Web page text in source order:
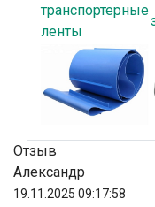
транспортерные
ленты
Отзыв
Александр
19.11.2025 09:17:58